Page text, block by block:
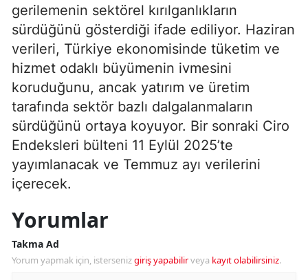
gerilemenin sektörel kırılganlıkların
sürdüğünü gösterdiği ifade ediliyor. Haziran
verileri, Türkiye ekonomisinde tüketim ve
hizmet odaklı büyümenin ivmesini
koruduğunu, ancak yatırım ve üretim
tarafında sektör bazlı dalgalanmaların
sürdüğünü ortaya koyuyor. Bir sonraki Ciro
Endeksleri bülteni 11 Eylül 2025’te
yayımlanacak ve Temmuz ayı verilerini
içerecek.
Yorumlar
Takma Ad
Yorum yapmak için, istersenizgiriş yapabilirveya kayıt olabilirsiniz.